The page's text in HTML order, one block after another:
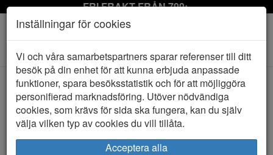
FRI FRAKT FRÅN 799:-
Toggle
navigation
HEM NEW REBELS
Inställningar för cookies
Vi och våra samarbetspartners sparar referenser till ditt
besök på din enhet för att kunna erbjuda anpassade
funktioner, spara besöksstatistik och för att möjliggöra
personifierad marknadsföring. Utöver nödvändiga
cookies, som krävs för sida ska fungera, kan du själv
välja vilken typ av cookies du vill tillåta.
Acceptera alla